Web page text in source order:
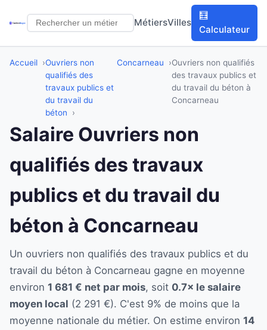
MétiersVilles
🧮
Calculateur
Accueil
Ouvriers non
qualifiés des
travaux publics et
du travail du
béton
Concarneau
Ouvriers non qualifiés
des travaux publics et
du travail du béton à
Concarneau
Salaire Ouvriers non
qualifiés des travaux
publics et du travail du
béton à Concarneau
Un ouvriers non qualifiés des travaux publics et du
travail du béton à Concarneau gagne en moyenne
environ 1 681 € net par mois, soit 0.7× le salaire
moyen local (2 291 €). C'est 9% de moins que la
moyenne nationale du métier. On estime environ 14